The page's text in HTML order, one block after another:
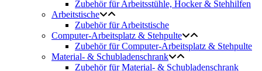
Zubehör für Arbeitsstühle, Hocker & Stehhilfen
Arbeitstische
Zubehör für Arbeitstische
Computer-Arbeitsplatz & Stehpulte
Zubehör für Computer-Arbeitsplatz & Stehpulte
Material- & Schubladenschrank
Zubehör für Material- & Schubladenschrank